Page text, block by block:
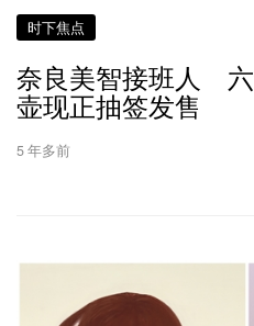
时下焦点
奈良美智接班人
壶现正抽签发售
5 年多前